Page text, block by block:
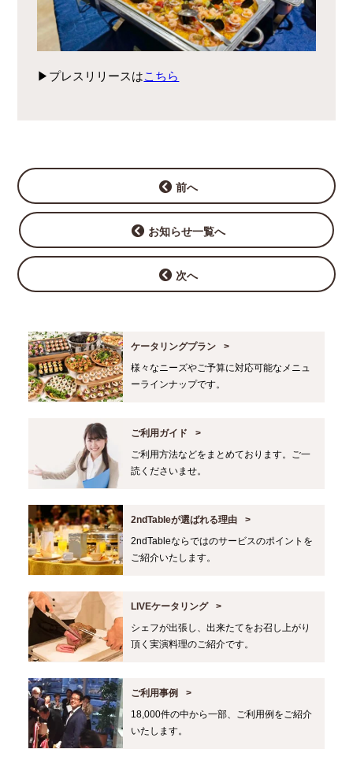
▶︎プレスリリースはこちら
前へ
お知らせ一覧へ
次へ
ケータリングプラン
様々なニーズやご予算に対応可能なメニュ
ーラインナップです。
ご利用ガイド
ご利用方法などをまとめております。ご一
読くださいませ。
2ndTableが選ばれる理由
2ndTableならではのサービスのポイントを
ご紹介いたします。
LIVEケータリング
シェフが出張し、出来たてをお召し上がり
頂く実演料理のご紹介です。
ご利用事例
18,000件の中から一部、ご利用例をご紹介
いたします。